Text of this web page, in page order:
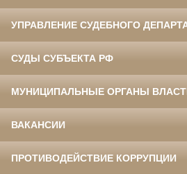
УПРАВЛЕНИЕ СУДЕБНОГО
СУДЫ СУБЪЕКТА РФ
МУНИЦИПАЛЬНЫЕ ОРГАНЫ
ВАКАНСИИ
ПРОТИВОДЕЙСТВИЕ КОРРУПЦИИ